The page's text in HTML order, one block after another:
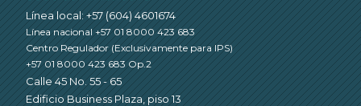
Línea local: +57 (604) 4601674
Línea nacional +57 01 8000 423 683
Centro Regulador (Exclusivamente para IPS)
+57 01 8000 423 683 Op.2
Calle 45 No. 55 - 65
Edificio Business Plaza, piso 13